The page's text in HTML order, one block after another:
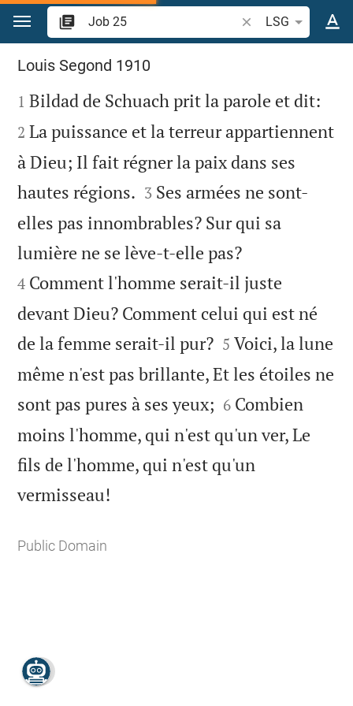
Aller vers contenu
Recherche d'un
LSG
Job 25
Louis Segond 1910

1 Bildad de Schuach prit la parole et dit:
2 La puissance et la terreur appartiennent
à Dieu; Il fait régner la paix dans ses
hautes régions. 

3 Ses armées ne sont-
elles pas innombrables? Sur qui sa
lumière ne se lève-t-elle pas?
4 Comment l'homme serait-il juste
devant Dieu? Comment celui qui est né
de la femme serait-il pur?
5 Voici, la lune
même n'est pas brillante, Et les étoiles ne
sont pas pures à ses yeux; 

6 Combien
moins l'homme, qui n'est qu'un ver, Le
fils de l'homme, qui n'est qu'un
vermisseau!
Public Domain